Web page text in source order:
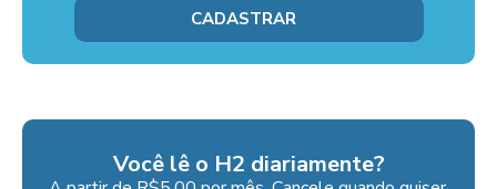
Você lê o H2 diariamente?